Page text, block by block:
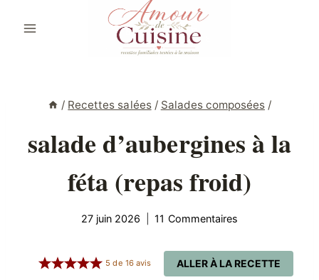
/ Recettes salées / Salades composées /
salade d’aubergines à la
féta (repas froid)
27 juin 2026 11 Commentaires
ALLER À LA RECETTE
5 de 16avis